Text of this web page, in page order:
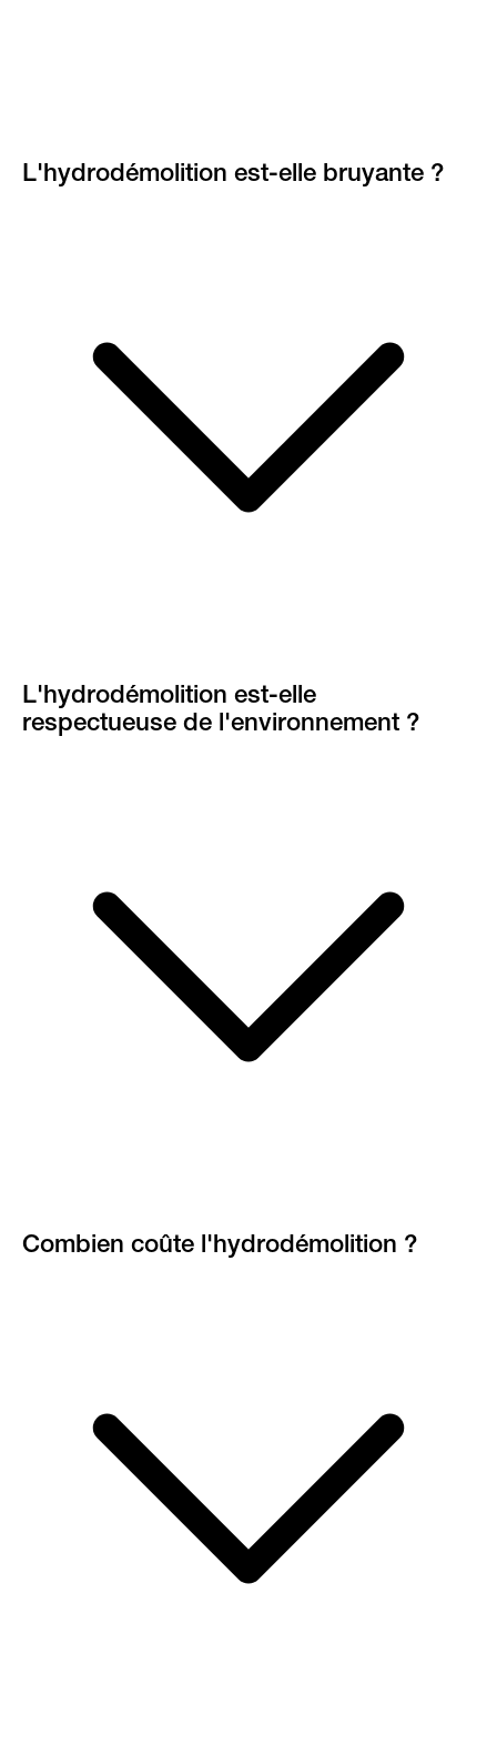
L'hydrodémolition est-elle bruyante ?
L'hydrodémolition est-elle
respectueuse de l'environnement ?
Combien coûte l'hydrodémolition ?